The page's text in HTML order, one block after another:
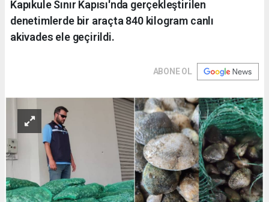
Kapıkule Sınır Kapısı'nda gerçekleştirilen
denetimlerde bir araçta 840 kilogram canlı
akivades ele geçirildi.
ABONE OL